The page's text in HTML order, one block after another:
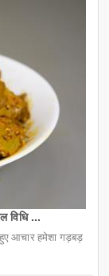
विधि ...
आचार हमेशा गड़बड़